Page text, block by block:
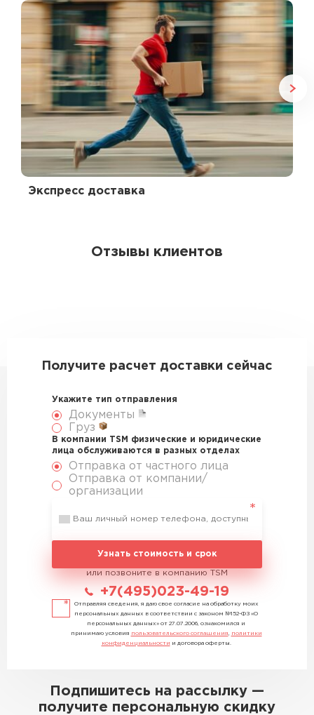
Экспресс доставка
Отзывы клиентов
Получите расчет доставки сейчас
Укажите тип отправления
Документы
Груз
В компании TSM физические и юридические
лица обслуживаются в разных отделах
Отправка от частного лица
Отправка от компании/
организации
Узнать стоимость и срок
или позвоните в компанию TSM
+7(495)023-49-19
Отправляя сведения, я даю свое согласие на обработку моих
персональных данных в соответствии с законом №152-ФЗ «О
персональных данных» от 27.07.2006, ознакомился и
принимаю условия пользовательского соглашения
политики
конфиденциальности и договора оферты.
Подпишитесь на рассылку —
получите персональную скидку